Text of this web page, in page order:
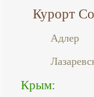
Курорт
Адлер
Крым: